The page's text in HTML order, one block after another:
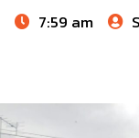
7:59 am